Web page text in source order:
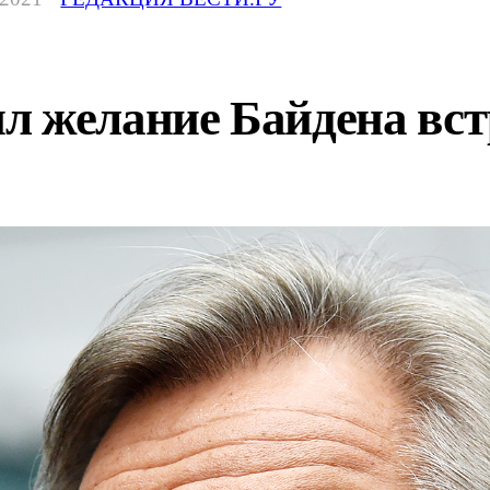
желание Байдена